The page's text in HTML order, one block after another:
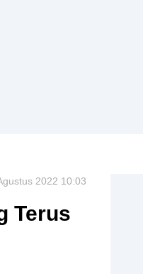
2022 10:03
Terus